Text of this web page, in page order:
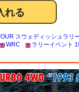
スウェディッシュラリ
WRC ラリーイベント